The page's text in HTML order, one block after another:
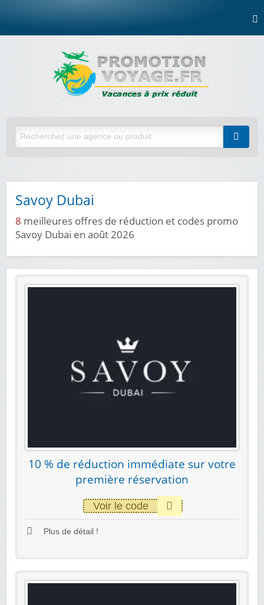
Savoy Dubai
8 meilleures offres de réduction et codes promo
Savoy Dubai en août 2026
10 % de réduction immédiate sur votre
première réservation
Voir le code
Plus de détail !